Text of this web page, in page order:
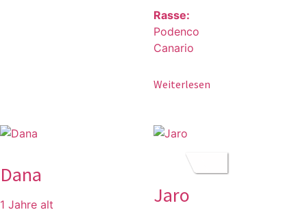
Rasse:
Podenco
Canario
Weiterlesen
Dana
1 Jahre alt
Jaro